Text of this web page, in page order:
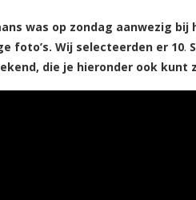
was op zondag aanwezig bij
foto’s. Wij selecteerden er 10.
die je hieronder ook kunt